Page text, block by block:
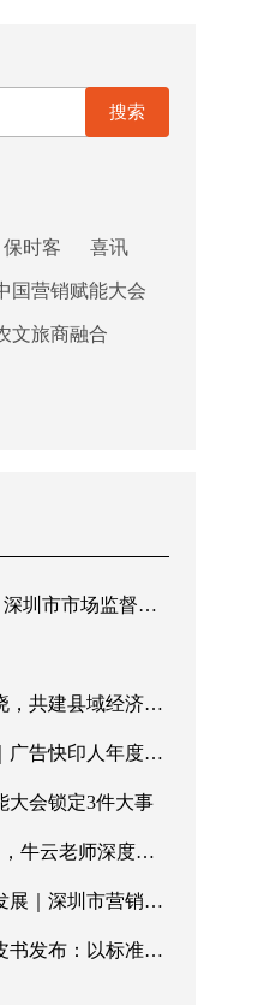
搜索
保时客 喜讯
国营销赋能大会
文旅商融合
领导一行莅临快印客调研指导
建县域经济新格局
度盛会即将重磅启幕
大会锁定3件大事
解读广告产业新机遇
理事会第三次会议顺利召开
响应六部委高质量发展号召